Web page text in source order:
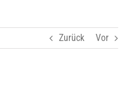
Zurück Vor